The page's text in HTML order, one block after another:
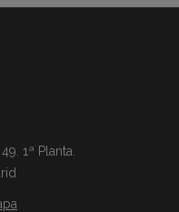
1ª Planta.